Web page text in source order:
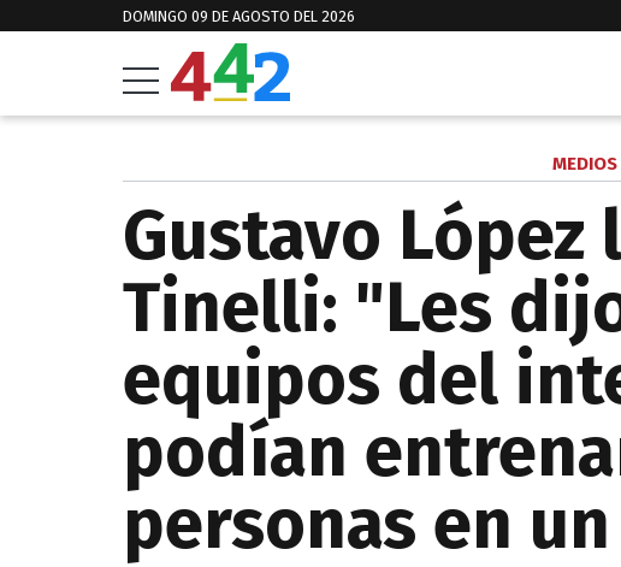
DOMINGO 09 DE AGOSTO DEL 2026
MEDIOS
Gustavo
Tinelli: "Les
equipos del
podían
personas en